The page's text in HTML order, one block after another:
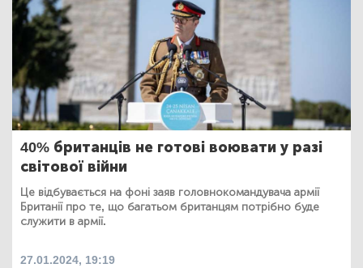
40% британців не готові воювати у разі
світової війни
Це відбувається на фоні заяв головнокомандувача армії
Британії про те, що багатьом британцям потрібно буде
служити в армії.
27.01.2024, 19:19